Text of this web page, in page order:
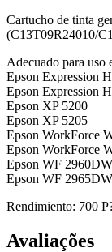
Cartucho de tinta
(C13T09R24010/
Adecuado para uso
Epson Expression
Epson Expression
Epson XP 5200
Epson XP 5205
Epson WorkForce
Epson WorkForce
Epson WF
Epson WF
Rendimiento: 700
Avaliações